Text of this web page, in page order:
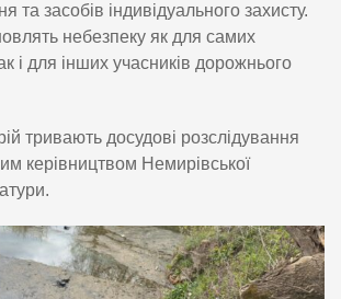
та засобів індивідуального захисту.
небезпеку як для самих
і для інших учасників дорожнього
тривають досудові розслідування
керівництвом Немирівської